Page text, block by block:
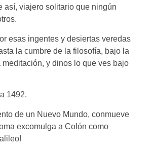
así, viajero solitario que ningún
esas ingentes y desiertas veredas
la cumbre de la filosofía, bajo la
meditación, y dinos lo que ves bajo
1492.
de un Nuevo Mundo, conmueve
excomulga a Colón como